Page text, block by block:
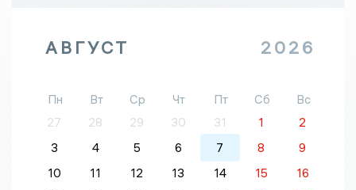
АВГУСТ 2026
Пн Вт Ср Чт Пт Сб
Вс
27
28 29 30 31 1
2
3
4 5 6 7 8
9
10
11 12 13 14 15
16